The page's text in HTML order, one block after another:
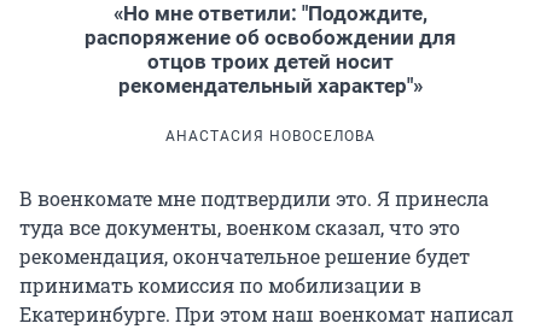
«Но мне ответили: "Подождите,
распоряжение об освобождении для
отцов троих детей носит
рекомендательный характер"»
АНАСТАСИЯ НОВОСЕЛОВА
В военкомате мне подтвердили это. Я принесла
туда все документы, военком сказал, что это
рекомендация, окончательное решение будет
принимать комиссия по мобилизации в
Екатеринбурге. При этом наш военкомат написал